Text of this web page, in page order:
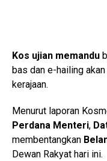
Kos ujian memandu
bas dan e-hailing
kerajaan.
Menurut laporan
Perdana Menteri,
membentangkan
Dewan Rakyat hari ini.